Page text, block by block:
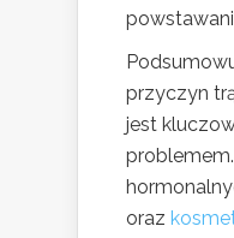
przyczyn
jest
oraz